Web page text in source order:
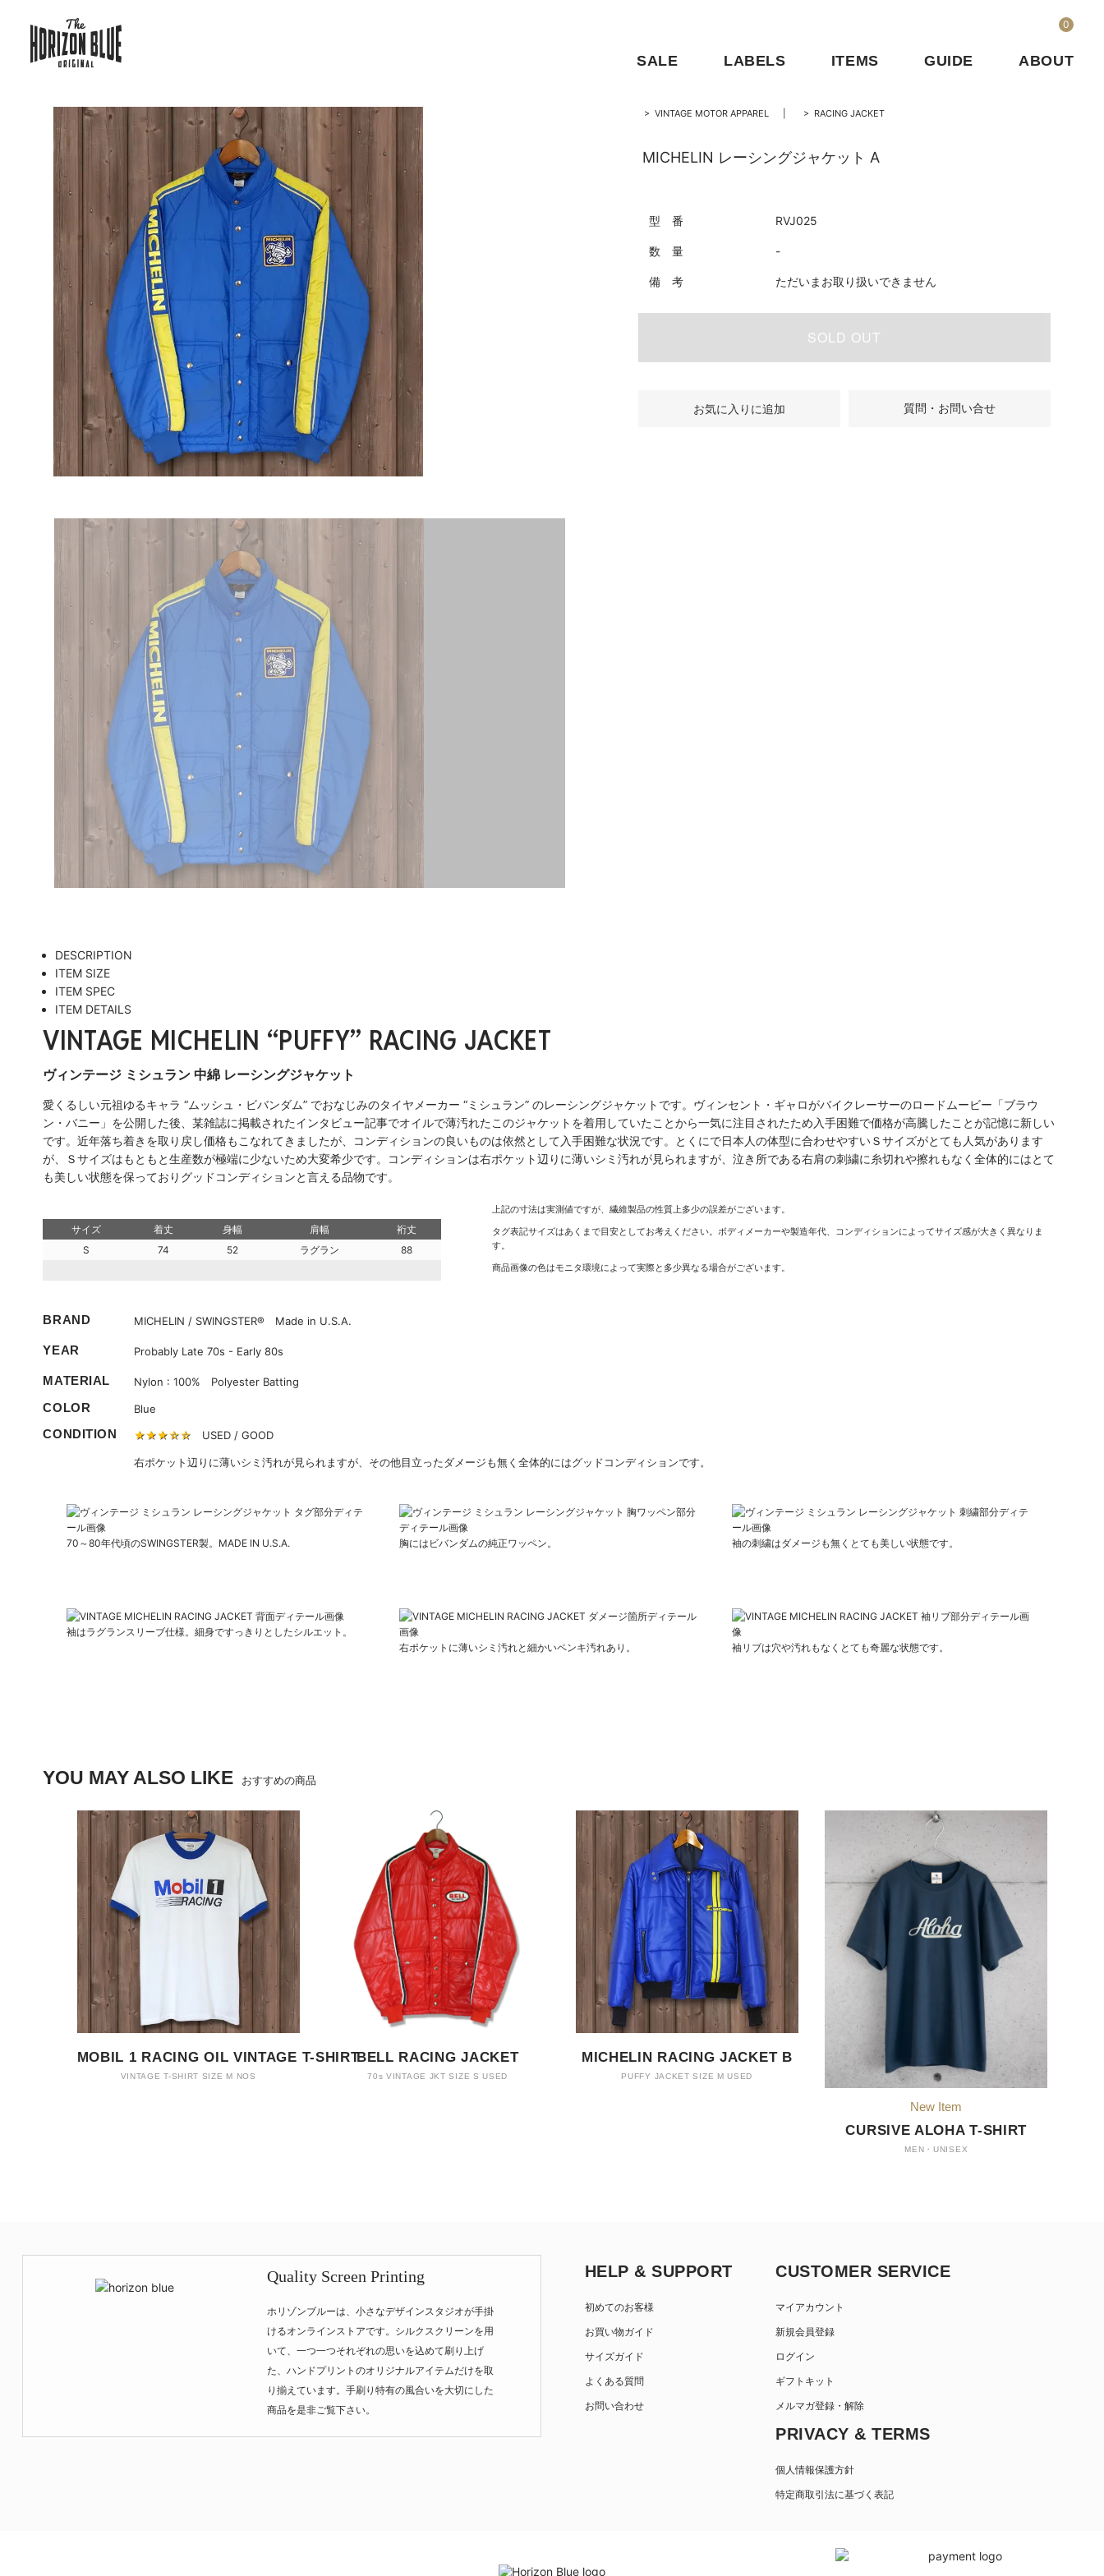
0
SALE LABELS ITEMS GUIDE ABOUT
> VINTAGE MOTOR APPAREL > RACING JACKET
MICHELIN レーシングジャケット A
型 番 RVJ025
数 量 -
備 考 ただいまお取り扱いできません
質問・お問い合せ
DESCRIPTION
ITEM SIZE
ITEM SPEC
ITEM DETAILS
VINTAGE MICHELIN “PUFFY” RACING JACKET
ヴィンテージ ミシュラン 中綿 レーシングジャケット
愛くるしい元祖ゆるキャラ “ムッシュ・ビバンダム” でおなじみのタイヤメーカー “ミシュラン” のレーシングジャケットです。ヴィンセント・ギャロがバイクレーサーのロードムービー「ブラウ
ン・バニー」を公開した後、某雑誌に掲載されたインタビュー記事でオイルで薄汚れたこのジャケットを着用していたことから一気に注目されたため入手困難で価格が高騰したことが記憶に新しい
です。近年落ち着きを取り戻し価格もこなれてきましたが、コンディションの良いものは依然として入手困難な状況です。とくにで日本人の体型に合わせやすいＳサイズがとても人気があります
が、Ｓサイズはもともと生産数が極端に少ないため大変希少です。コンディションは右ポケット辺りに薄いシミ汚れが見られますが、泣き所である右肩の刺繍に糸切れや擦れもなく全体的にはとて
も美しい状態を保っておりグッドコンディションと言える品物です。
サイズ 着丈 身幅 肩幅
裄丈
S
74 52 ラグラン 88
上記の寸法は実測値ですが、繊維製品の性質上多少の誤差がございます。
タグ表記サイズはあくまで目安としてお考えください。ボディメーカーや製造年代、コンディションによってサイズ感が大きく異なりま
す。
商品画像の色はモニタ環境によって実際と多少異なる場合がございます。
BRAND MICHELIN / SWINGSTER® Made in U.S.A.
YEAR Probably Late 70s - Early 80s
MATERIAL Nylon : 100% Polyester Batting
COLOR Blue
CONDITION ★★★☆☆ USED / GOOD
右ポケット辺りに薄いシミ汚れが見られますが、その他目立ったダメージも無く全体的にはグッドコンディションです。
70～80年代頃のSWINGSTER製。MADE IN U.S.A. 胸にはビバンダムの純正ワッペン。 袖の刺繍はダメージも無くとても美しい状態です。
袖はラグランスリーブ仕様。細身ですっきりとしたシルエット。
右ポケットに薄いシミ汚れと細かいペンキ汚れあり。
袖リブは穴や汚れもなくとても奇麗な状態です。
YOU MAY ALSO LIKE おすすめの商品
MOBIL 1 RACING OIL VINTAGE T-SHIRT
VINTAGE T-SHIRT SIZE M NOS
BELL RACING JACKET
70s VINTAGE JKT SIZE S USED
MICHELIN RACING JACKET B
PUFFY JACKET SIZE M USED
New Item
CURSIVE ALOHA T-SHIRT
MEN・UNISEX
Quality Screen Printing
ホリゾンブルーは、小さなデザインスタジオが手掛
けるオンラインストアです。シルクスクリーンを用
いて、一つ一つそれぞれの思いを込めて刷り上げ
た、ハンドプリントのオリジナルアイテムだけを取
り揃えています。手刷り特有の風合いを大切にした
商品を是非ご覧下さい。
HELP & SUPPORT
初めてのお客様
お買い物ガイド
サイズガイド
よくある質問
お問い合わせ
CUSTOMER SERVICE
マイアカウント
新規会員登録
ログイン
ギフトキット
メルマガ登録・解除
PRIVACY & TERMS
個人情報保護方針
特定商取引法に基づく表記